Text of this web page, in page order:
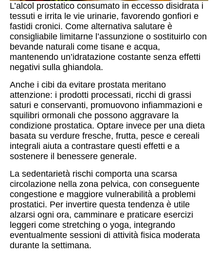
L’alcol prostatico consumato in eccesso disidrata i
tessuti e irrita le vie urinarie, favorendo gonfiori e
fastidi cronici. Come alternativa salutare è
consigliabile limitarne l’assunzione o sostituirlo con
bevande naturali come tisane e acqua,
mantenendo un’idratazione costante senza effetti
negativi sulla ghiandola.
Anche i cibi da evitare prostata meritano
attenzione: i prodotti processati, ricchi di grassi
saturi e conservanti, promuovono infiammazioni e
squilibri ormonali che possono aggravare la
condizione prostatica. Optare invece per una dieta
basata su verdure fresche, frutta, pesce e cereali
integrali aiuta a contrastare questi effetti e a
sostenere il benessere generale.
La sedentarietà rischi comporta una scarsa
circolazione nella zona pelvica, con conseguente
congestione e maggiore vulnerabilità a problemi
prostatici. Per invertire questa tendenza è utile
alzarsi ogni ora, camminare e praticare esercizi
leggeri come stretching o yoga, integrando
eventualmente sessioni di attività fisica moderata
durante la settimana.